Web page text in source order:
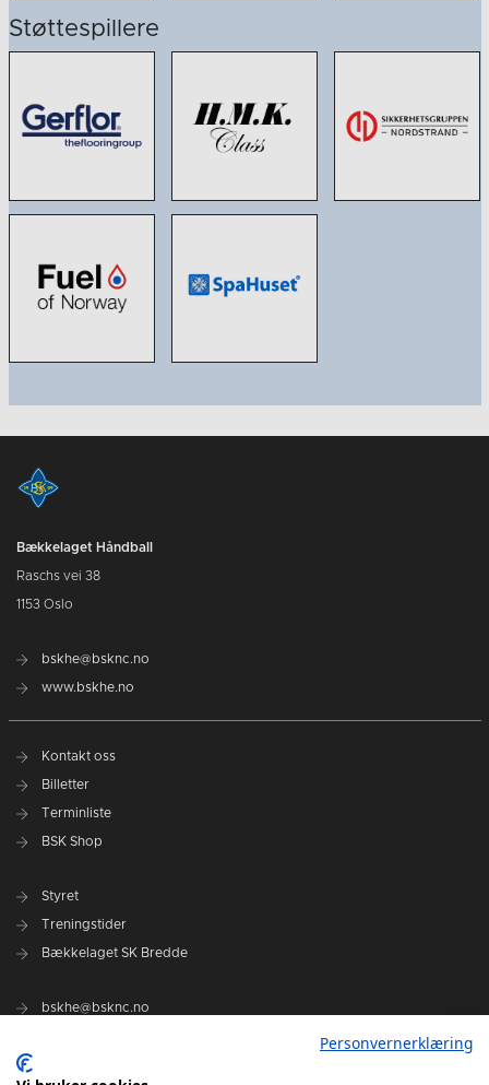
Støttespillere
Bækkelaget Håndball
Raschs vei 38
1153 Oslo
bskhe@bsknc.no
www.bskhe.no
Kontakt oss
Billetter
Terminliste
BSK Shop
Styret
Treningstider
Bækkelaget SK Bredde
bskhe@bsknc.no
Personvernerklæring